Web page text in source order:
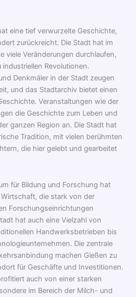
eine tief verwurzelte Geschichte,
zurückreicht. Die Stadt hat im
viele Veränderungen durchlaufen,
Revolutionen.
Denkmäler in der Stadt zeugen
und das Stadtarchiv bietet einen
Veranstaltungen wie der
die Geschichte zum Leben und
ganzen Region an. Die Stadt hat
Tradition, mit vielen berühmten
die hier gelebt und gearbeitet
für Bildung und Forschung hat
die stark von der
Forschungseinrichtungen
hat auch eine Vielzahl von
Handwerksbetrieben bis
Die zentrale
machen Gießen zu
für Geschäfte und Investitionen.
auch von einer starken
im Bereich der Milch- und